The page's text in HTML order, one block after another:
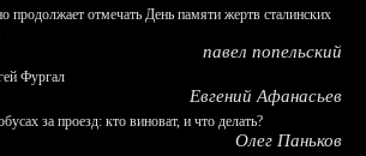
продолжает отмечать День памяти жертв сталинских
павел попельский
Фургал
Евгений Афанасьев
за проезд: кто виноват, и что делать?
Олег Паньков